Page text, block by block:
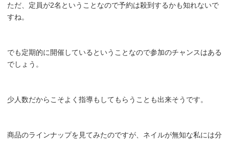
ただ、定員が2名ということなので予約は殺到するかも知れないで
すね。
でも定期的に開催しているということなので参加のチャンスはある
でしょう。
少人数だからこそよく指導もしてもらうことも出来そうです。
商品のラインナップを見てみたのですが、ネイルが無知な私には分